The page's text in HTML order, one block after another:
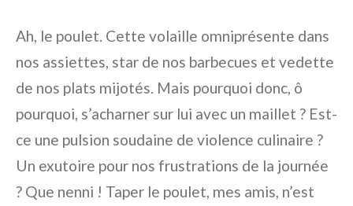
Ah, le poulet. Cette volaille omniprésente dans
nos assiettes, star de nos barbecues et vedette
de nos plats mijotés. Mais pourquoi donc, ô
pourquoi, s’acharner sur lui avec un maillet ? Est-
ce une pulsion soudaine de violence culinaire ?
Un exutoire pour nos frustrations de la journée
? Que nenni ! Taper le poulet, mes amis, n’est